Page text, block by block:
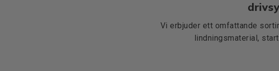
Vi erbjuder ett omfattande
lindningsmaterial,